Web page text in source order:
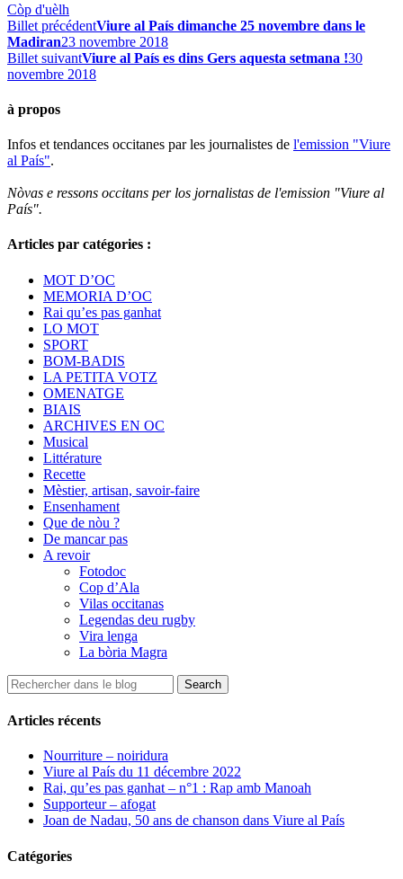
Còp d'uèlh
Billet précédentViure al País dimanche 25 novembre dans le
Madiran23 novembre 2018
Billet suivantViure al País es dins Gers aquesta setmana !30
novembre 2018
à propos
Infos et tendances occitanes par les journalistes de l'emission "Viure
al País".
Nòvas e ressons occitans per los jornalistas de l'emission "Viure al
País".
Articles par catégories :
MOT D’OC
MEMORIA D’OC
Rai qu’es pas ganhat
LO MOT
SPORT
BOM-BADIS
LA PETITA VOTZ
OMENATGE
BIAIS
ARCHIVES EN OC
Musical
Littérature
Recette
Mèstier, artisan, savoir-faire
Ensenhament
Que de nòu ?
De mancar pas
A revoir
Fotodoc
Cop d’Ala
Vilas occitanas
Legendas deu rugby
Vira lenga
La bòria Magra
Articles récents
Nourriture – noiridura
Viure al País du 11 décembre 2022
Rai, qu’es pas ganhat – n°1 : Rap amb Manoah
Supporteur – afogat
Joan de Nadau, 50 ans de chanson dans Viure al País
Catégories